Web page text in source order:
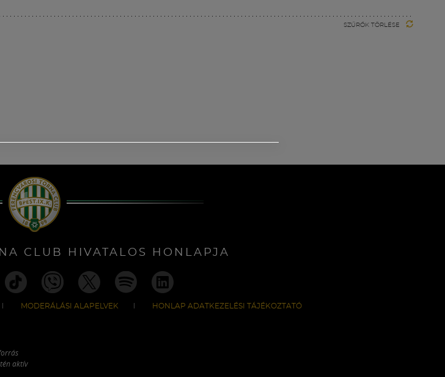
SZŰRŐK TÖRLÉSE
CLUB HIVATALOS HONLAPJA
MODERÁLÁSI ALAPELVEK HONLAP ADATKEZELÉSI TÁJÉKOZTATÓ
aktív